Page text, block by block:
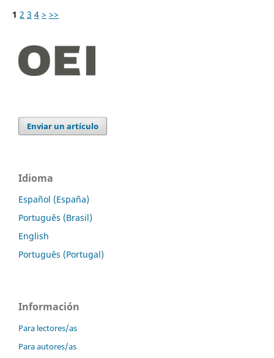
1 2 3 4 > >>
Enviar un artículo
Idioma
Español (España)
Português (Brasil)
English
Português (Portugal)
Información
Para lectores/as
Para autores/as